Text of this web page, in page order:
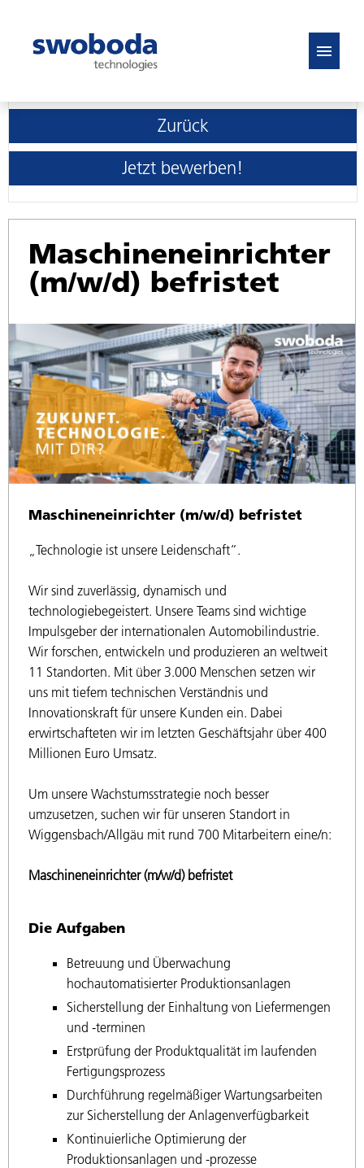
DE
EN
Stellenangebote
FAQ
Zurück
Jetzt bewerben!
Maschineneinrichter
(m/w/d) befristet
Maschineneinrichter (m/w/d) befristet
„Technologie ist unsere Leidenschaft“.
Wir sind zuverlässig, dynamisch und
technologiebegeistert. Unsere Teams sind wichtige
Impulsgeber der internationalen Automobilindustrie.
Wir forschen, entwickeln und produzieren an weltweit
11 Standorten. Mit über 3.000 Menschen setzen wir
uns mit tiefem technischen Verständnis und
Innovationskraft für unsere Kunden ein. Dabei
erwirtschafteten wir im letzten Geschäftsjahr über 400
Millionen Euro Umsatz.
Um unsere Wachstumsstrategie noch besser
umzusetzen, suchen wir für unseren Standort in
Wiggensbach/Allgäu mit rund 700 Mitarbeitern eine/n:
Maschineneinrichter (m/w/d) befristet
Die Aufgaben
Betreuung und Überwachung
hochautomatisierter Produktionsanlagen
Sicherstellung der Einhaltung von Liefermengen
und -terminen
Erstprüfung der Produktqualität im laufenden
Fertigungsprozess
Durchführung regelmäßiger Wartungsarbeiten
zur Sicherstellung der Anlagenverfügbarkeit
Kontinuierliche Optimierung der
Produktionsanlagen und -prozesse